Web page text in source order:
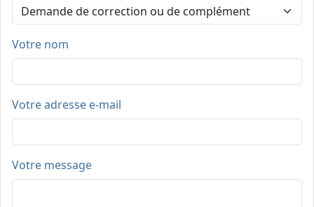
Votre nom
Votre adresse e-mail
Votre message